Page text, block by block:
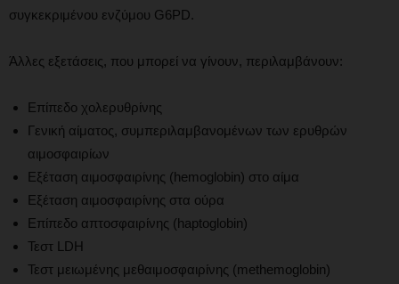
συγκεκριμένου ενζύμου G6PD.
Άλλες εξετάσεις, που μπορεί να γίνουν, περιλαμβάνουν:
Επίπεδο χολερυθρίνης
Γενική αίματος, συμπεριλαμβανομένων των ερυθρών
αιμοσφαιρίων
Εξέταση αιμοσφαιρίνης (hemoglobin) στο αίμα
Εξέταση αιμοσφαιρίνης στα ούρα
Επίπεδο απτοσφαιρίνης (haptoglobin)
Τεστ LDH
Τεστ μειωμένης μεθαιμοσφαιρίνης (methemoglobin)